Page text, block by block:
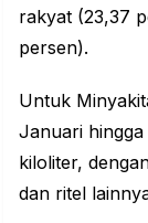
rakyat (23,37
persen).
Untuk
Januari
kiloliter,
dan ritel